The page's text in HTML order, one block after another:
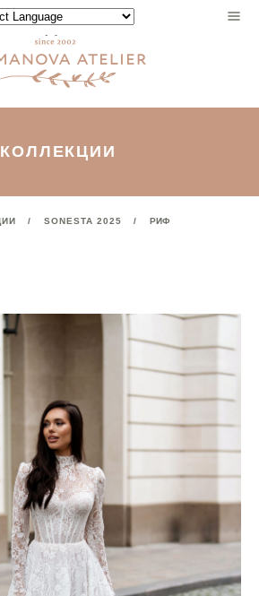
by
КОЛЛЕКЦИИ
SONESTA 2025 РИФ